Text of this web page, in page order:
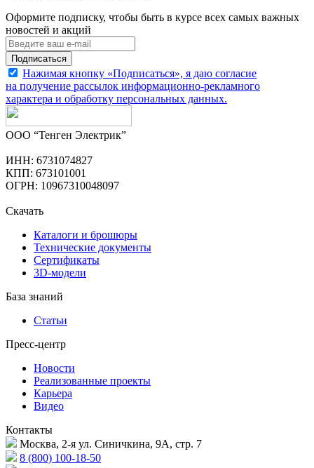
Оформите подписку, чтобы быть в курсе всех самых важных
новостей и акций
Подписаться
Нажимая кнопку «Подписаться», я даю согласие
на получение рассылок информационно-рекламного
характера и обработку персональных данных.
ООО “Тенген Электрик”
ИНН: 6731074827
КПП: 673101001
ОГРН: 10967310048097
Скачать
Каталоги и брошюры
Технические документы
Сертификаты
3D-модели
База знаний
Статьи
Пресс-центр
Новости
Реализованные проекты
Карьера
Видео
Контакты
Москва, 2-я ул. Синичкина, 9А, стр. 7
8 (800) 100-18-50